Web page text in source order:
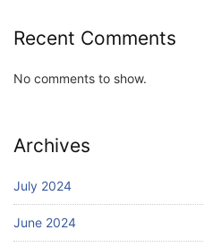
Recent Comments
No comments to show.
Archives
July 2024
June 2024